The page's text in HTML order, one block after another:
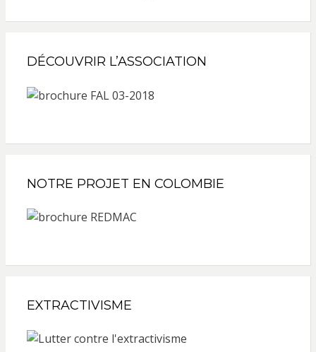
DÉCOUVRIR L’ASSOCIATION
NOTRE PROJET EN COLOMBIE
EXTRACTIVISME